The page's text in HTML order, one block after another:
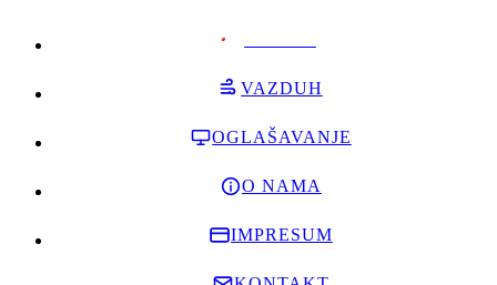
VAZDUH
OGLAŠAVANJE
O NAMA
IMPRESUM